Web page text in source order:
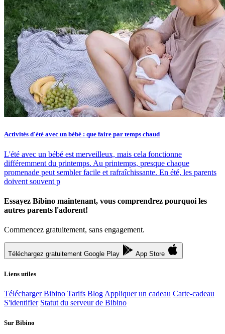
Activités d'été avec un bébé : que faire par temps chaud
L'été avec un bébé est merveilleux, mais cela fonctionne
différemment du printemps. Au printemps, presque chaque
promenade peut sembler facile et rafraîchissante. En été, les parents
doivent souvent p
Essayez Bibino maintenant, vous comprendrez pourquoi les
autres parents l'adorent!
Commencez gratuitement, sans engagement.
Téléchargez gratuitement Google Play App Store
Liens utiles
Télécharger Bibino Tarifs BlogAppliquer un cadeau Carte-cadeau
S'identifier Statut du serveur de Bibino
Sur Bibino